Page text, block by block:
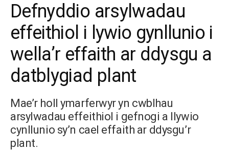
Defnyddio arsylwadau
effeithiol i lywio gynllunio i
wella’r effaith ar ddysgu a
datblygiad plant
Mae’r holl ymarferwyr yn cwblhau
arsylwadau effeithiol i gefnogi a llywio
cynllunio sy’n cael effaith ar ddysgu’r
plant.